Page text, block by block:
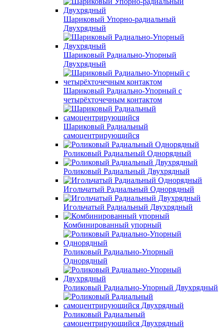
Шариковый Упорно-радиальный
Двухрядный
Шариковый Радиально-Упорный
Двухрядный
Шариковый Радиально-Упорный с
четырёхточечным контактом
Шариковый Радиальный
самоцентрирующийся
Роликовый Радиальный Однорядный
Роликовый Радиальный Двухрядный
Игольчатый Радиальный Однорядный
Игольчатый Радиальный Двухрядный
Комбинированный упорный
Роликовый Радиально-Упорный
Однорядный
Роликовый Радиально-Упорный Двухрядный
Роликовый Радиальный
самоцентрирующийся Двухрядный